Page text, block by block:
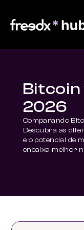
Bitcoin
2026
Comparando
Descubra as
e o potencial de
encaixa melhor